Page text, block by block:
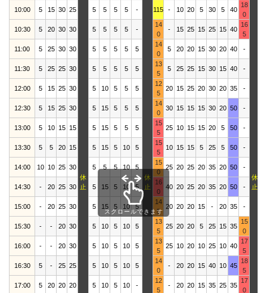
休
止
休
止
休
止
10:00 5 15 30 25 5 5 5 5 - 115 - 10 20 5 30 5 40
18
0
10:30 5 20 30 30 5 5 5 5 -
14
0
- 15 25 15 25 15 40
16
5
11:00 5 25 30 30 5 5 5 5 5
14
0
5 20 20 15 30 20 40 -
11:30 5 25 25 30 5 5 5 5 5
13
5
5 25 25 15 30 15 40 -
12:00 5 15 25 30 5 10 5 5 5
12
5
20 15 25 20 30 20 35 -
12:30 5 15 25 30 5 15 5 5 5
14
0
30 15 15 15 30 20 50 -
13:00 5 10 15 15 5 15 5 5 5
15
5
25 10 15 15 20 5 50 -
13:30 5 5 20 15 5 15 5 10 5
15
5
10 15 15 5 25 5 50 -
14:00 10 10 25 30 5 5 5 10 5
15
0
25 20 25 20 35 20 50 -
14:30 - 20 25 30 5 15 5 10 5
16
0
40 20 25 20 35 20 50 -
15:00 - 20 25 30 5 15 5 10 5
14
5
20 20 20 15 - 20 35 -
15:30 - - 20 30 5 10 5 10 5
13
5
25 20 20 5 25 15 35
15
0
16:00 - - 20 30 5 10 5 10 5
13
5
25 10 20 10 25 10 40
17
5
16:30 5 - 25 25 5 10 5 10 5
14
0
- 20 20 15 40 10 45
18
5
17:00 5 20 20 20 5 10 5 10 -
12
5
- 20 20 15 35 25 35
17
0
スクロールできます